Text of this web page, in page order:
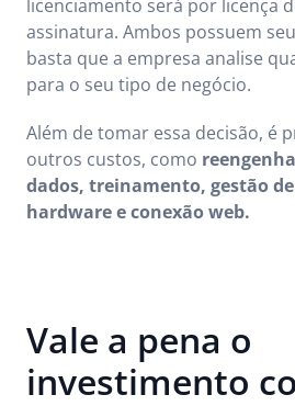
licenciamento será por licença
assinatura. Ambos possuem
basta que a empresa analise
para o seu tipo de negócio.
Além de tomar essa decisão, é
outros custos, como
dados, treinamento, gestão
hardware e conexão web.
Vale a pena o
investimento